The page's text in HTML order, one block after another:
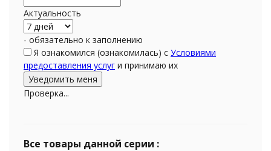
Актуальность
- обязательно к заполнению
Я ознакомился (ознакомилась) с Условиями
предоставления услуг и принимаю их
Проверка...
Все товары данной серии :